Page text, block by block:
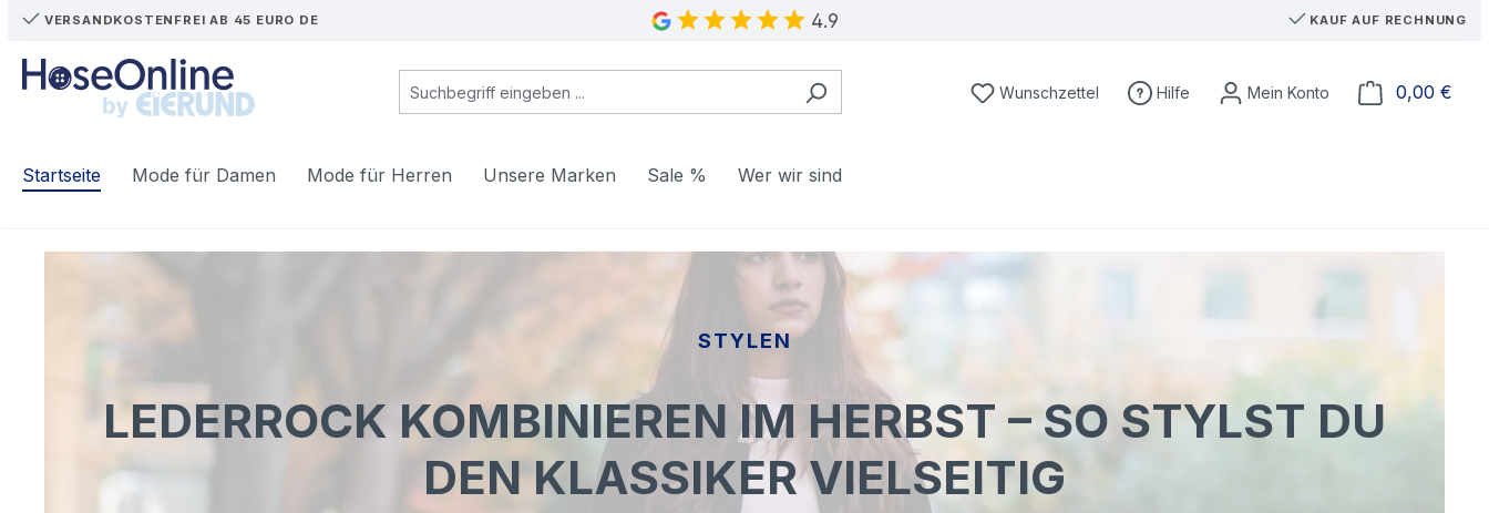
Hauptinhalt springen
Zur Suche springen
Zur Hauptnavigation springen
VERSANDKOSTENFREI AB 45 EURO DE 4.9 KAUF AUF RECHNUNG
Du hast 0 Produkte auf dem Merkzettel
Wunschzettel Hilfe 0,00 €
Startseite Mode für Damen Mode für Herren Unsere Marken Sale % Wer wir sind
STYLEN
LEDERROCK KOMBINIEREN IM HERBST – SO STYLST DU
DEN KLASSIKER VIELSEITIG